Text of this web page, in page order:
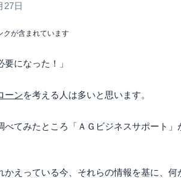
27日
クが含まれています
要になった！」
ーンを考える人は多いと思います。
べてみたところ「ＡＧビジネスサポート
かえっている今、それらの情報を基に、